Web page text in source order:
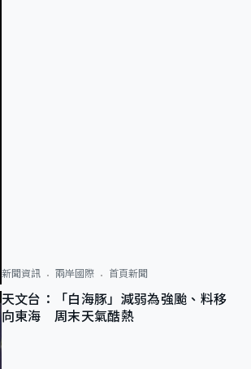
新聞資訊 兩岸國際 首頁新聞
天文台：「白海豚」減弱為強颱、料移
向東海 周末天氣酷熱